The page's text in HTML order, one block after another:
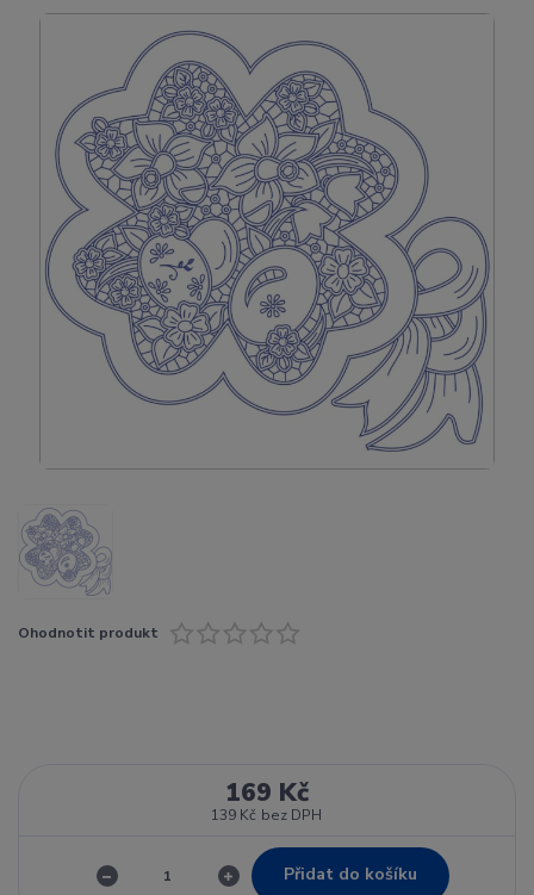
Ohodnotit produkt
169 Kč
139 Kč bez DPH
Přidat do košíku